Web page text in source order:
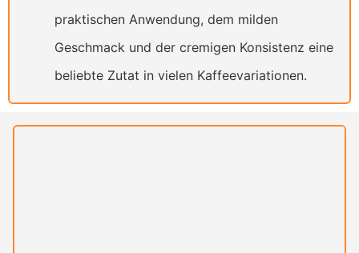
praktischen Anwendung, dem milden
Geschmack und der cremigen Konsistenz eine
beliebte Zutat in vielen Kaffeevariationen.